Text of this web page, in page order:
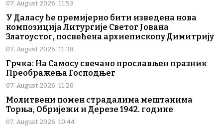
07. August 2026. 11:53
У Даласу ће премијерно бити изведена нова
композиција Литургије Светог Јована
Златоустог, посвећена архиепископу Димитрију
07. August 2026. 11:38
Грчка: На Самосу свечано прослављен празник
Преображења Господњег
07. August 2026. 11:20
Молитвени помен страдалима мештанима
Торња, Обријежи и Дерезе 1942. године
07. August 2026. 10:44